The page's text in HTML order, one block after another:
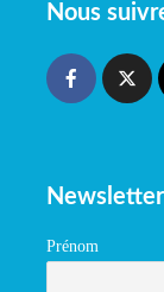
Nous
Newsletter
Prénom